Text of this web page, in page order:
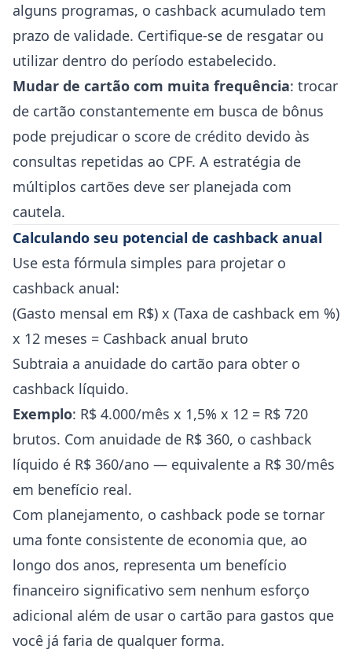
alguns programas, o cashback acumulado tem
prazo de validade. Certifique-se de resgatar ou
utilizar dentro do período estabelecido.
Mudar de cartão com muita frequência: trocar
de cartão constantemente em busca de bônus
pode prejudicar o score de crédito devido às
consultas repetidas ao CPF. A estratégia de
múltiplos cartões deve ser planejada com
cautela.
Calculando seu potencial de cashback anual
Use esta fórmula simples para projetar o
cashback anual:
(Gasto mensal em R$) x (Taxa de cashback em %)
x 12 meses = Cashback anual bruto
Subtraia a anuidade do cartão para obter o
cashback líquido.
Exemplo: R$ 4.000/mês x 1,5% x 12 = R$ 720
brutos. Com anuidade de R$ 360, o cashback
líquido é R$ 360/ano — equivalente a R$ 30/mês
em benefício real.
Com planejamento, o cashback pode se tornar
uma fonte consistente de economia que, ao
longo dos anos, representa um benefício
financeiro significativo sem nenhum esforço
adicional além de usar o cartão para gastos que
você já faria de qualquer forma.